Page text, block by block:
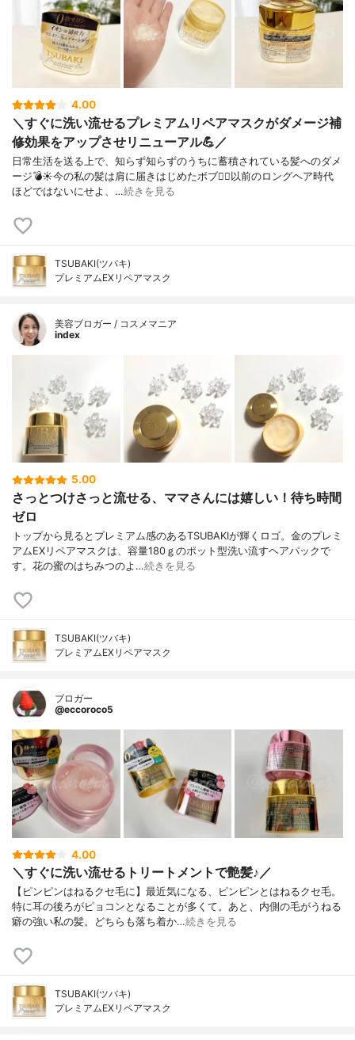
4.00
＼すぐに洗い流せるプレミアムリペアマスクがダメージ補
修効果をアップさせリニューアル💪／
日常生活を送る上で、知らず知らずのうちに蓄積されている髪へのダメ
ージ💣☀️⁡⁡今の私の髪は肩に届きはじめたボブ🙋‍♀️⁡以前のロングヘア時代
ほどではないにせよ、…続きを見る
TSUBAKI(ツバキ)
プレミアムEXリペアマスク
美容ブロガー / コスメマニア
index
5.00
さっとつけさっと流せる、ママさんには嬉しい！待ち時間
ゼロ
トップから見るとプレミアム感のあるTSUBAKIが輝くロゴ。金のプレミ
アムEXリペアマスクは、容量180ｇのポット型洗い流すヘアパックで
す。花の蜜のはちみつのよ…続きを見る
TSUBAKI(ツバキ)
プレミアムEXリペアマスク
ブロガー
@eccoroco5
4.00
＼すぐに洗い流せるトリートメントで艶髪♪／
【ピンピンはねるクセ毛に】最近気になる、ピンピンとはねるクセ毛。
特に耳の後ろがピョコンとなることが多くて。あと、内側の毛がうねる
癖の強い私の髪。どちらも落ち着か…続きを見る
TSUBAKI(ツバキ)
プレミアムEXリペアマスク